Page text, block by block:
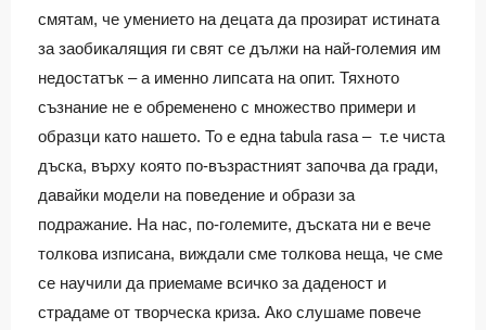
смятам, че умението на децата да прозират истината
за заобикалящия ги свят се дължи на най-големия им
недостатък – а именно липсата на опит. Тяхното
съзнание не е обременено с множество примери и
образци като нашето. То е една tabula rasa – т.е чиста
дъска, върху която по-възрастният започва да гради,
давайки модели на поведение и образи за
подражание. На нас, по-големите, дъската ни е вече
толкова изписана, виждали сме толкова неща, че сме
се научили да приемаме всичко за даденост и
страдаме от творческа криза. Ако слушаме повече